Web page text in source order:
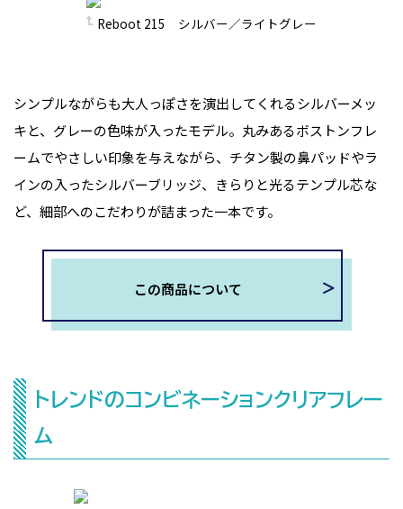
Reboot 215 シルバー／ライトグレー
シンプルながらも大人っぽさを演出してくれるシルバーメッ
キと、グレーの色味が入ったモデル。丸みあるボストンフレ
ームでやさしい印象を与えながら、チタン製の鼻パッドやラ
インの入ったシルバーブリッジ、きらりと光るテンプル芯な
ど、細部へのこだわりが詰まった一本です。
この商品について
トレンドのコンビネーションクリアフレー
ム